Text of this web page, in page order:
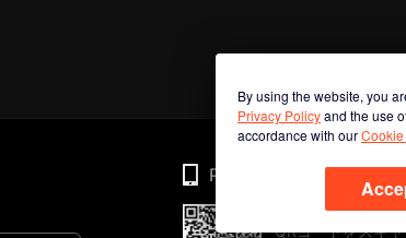
By using the website, you
Privacy Policyand the use
accordance with ourCookie
Phone
QRコードをスキ